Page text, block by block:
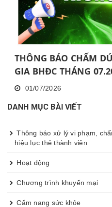
THÔNG BÁO CHẤM
GIA BHĐC THÁNG
KHÔNG HOÀN
HOÀN THÀNH ĐÀO
01/07/2026
DANH MỤC BÀI VIẾT
Thông báo xử lý vi phạm,
hiệu lực thẻ thành viên
Hoạt động
Chương trình khuyến mại
Cẩm nang sức khỏe